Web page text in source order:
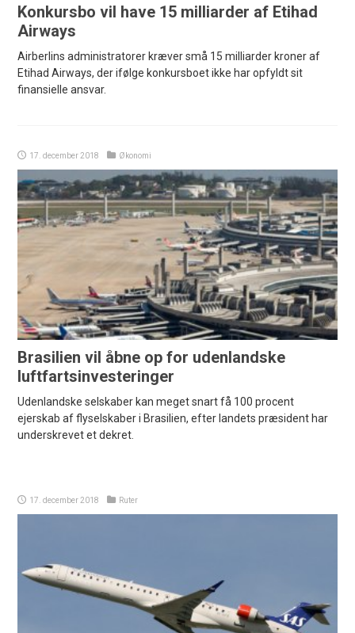
Konkursbo vil have 15 milliarder af Etihad
Airways
Airberlins administratorer kræver små 15 milliarder kroner af
Etihad Airways, der ifølge konkursboet ikke har opfyldt sit
finansielle ansvar.
17. december 2018 Økonomi
Brasilien vil åbne op for udenlandske
luftfartsinvesteringer
Udenlandske selskaber kan meget snart få 100 procent
ejerskab af flyselskaber i Brasilien, efter landets præsident har
underskrevet et dekret.
17. december 2018 Ruter